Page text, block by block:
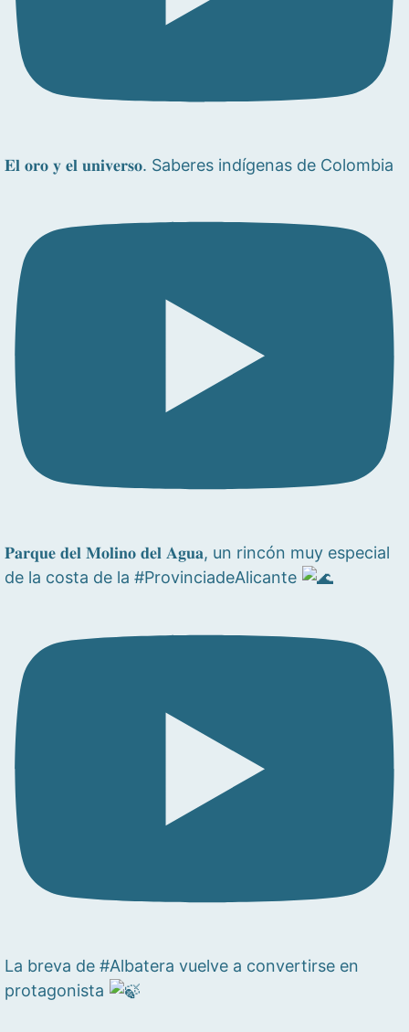
𝐄𝐥 𝐨𝐫𝐨 𝐲 𝐞𝐥 𝐮𝐧𝐢𝐯𝐞𝐫𝐬𝐨. Saberes indígenas de Colombia
𝐏𝐚𝐫𝐪𝐮𝐞 𝐝𝐞𝐥 𝐌𝐨𝐥𝐢𝐧𝐨 𝐝𝐞𝐥 𝐀𝐠𝐮𝐚, un rincón muy especial
de la costa de la #ProvinciadeAlicante
La breva de #Albatera vuelve a convertirse en
protagonista